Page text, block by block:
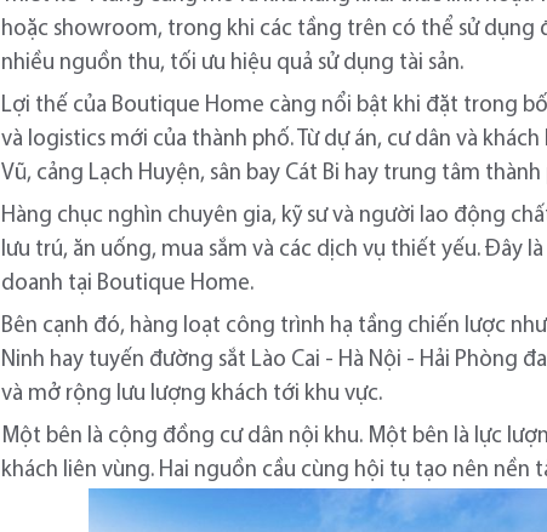
hoặc showroom, trong khi các tầng trên có thể sử
nhiều nguồn thu, tối ưu hiệu quả sử dụng tài sản.
Lợi thế của Boutique Home càng nổi bật khi đặt trong
và logistics mới của thành phố. Từ dự án, cư dân và
Vũ, cảng Lạch Huyện, sân bay Cát Bi hay trung tâm
Hàng chục nghìn chuyên gia, kỹ sư và người lao động
lưu trú, ăn uống, mua sắm và các dịch vụ thiết yếu. Đây
doanh tại Boutique Home.
Bên cạnh đó, hàng loạt công trình hạ tầng chiến lược
Ninh hay tuyến đường sắt Lào Cai - Hà Nội - Hải Phòng
và mở rộng lưu lượng khách tới khu vực.
Một bên là cộng đồng cư dân nội khu. Một bên là lực
khách liên vùng. Hai nguồn cầu cùng hội tụ tạo nên